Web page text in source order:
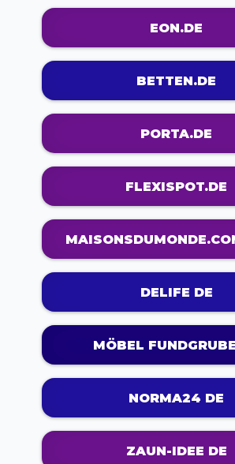
EON.DE
BETTEN.DE
PORTA.DE
FLEXISPOT.DE
DELIFE DE
MÖBEL
NORMA24 DE
ZAUN-IDEE DE